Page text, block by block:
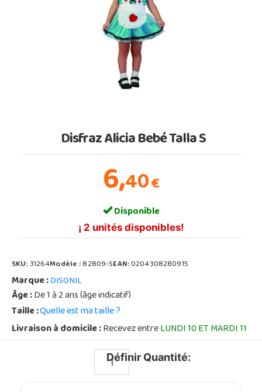
Disfraz Alicia Bebé Talla S
6,40€
Disponible
¡ 2 unités disponibles!
SKU:31264Modèle :82809-SEAN:0204308280915
Marque :DISONIL
Âge :De 1 à 2 ans (âge indicatif)
Taille :Quelle est ma taille ?
Livraison à domicile :Recevez entreLUNDI 10 ET MARDI 11
Définir Quantité: